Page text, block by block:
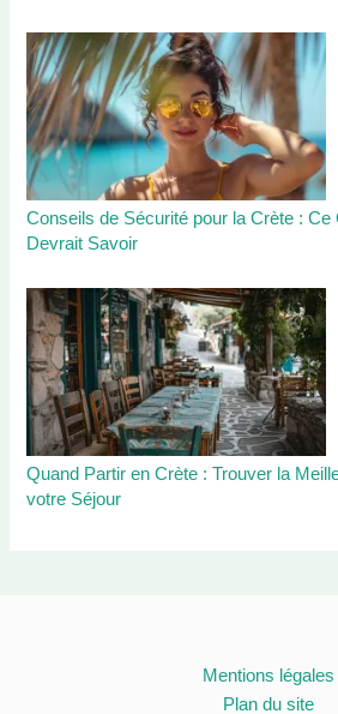
Conseils de Sécurité pour la Crète : Ce
Devrait Savoir
Quand Partir en Crète : Trouver la
votre Séjour
Mentions légales
Plan du site